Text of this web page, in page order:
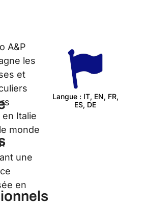
A&P
les
et
Italie
monde
une
en
Langue : IT, EN, FR,
ES, DE